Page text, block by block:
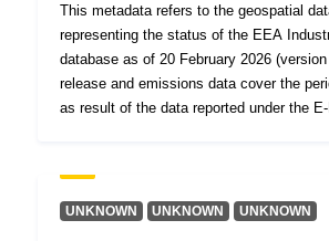
This metadata refers to the geospatial
representing the status of the EEA
database as of 20 February 2026 (version
release and emissions data cover the
as result of the data reported under the
EEA under Industrial Emissions Directive
2010/75/EU Commission Implementing
UNKNOWN UNKNOWN UNKNOWN